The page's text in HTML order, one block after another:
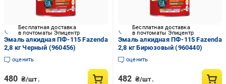
Бесплатная доставка
в почтоматы Эпицентр
Эмаль алкидная ПФ-115 Fazenda
2,8 кг Черный (960456)
оценить
480 ₴/шт.
Бесплатная доставка
в почтоматы Эпицентр
Эмаль алкидная ПФ-115 Fazenda
2,8 кг Бирюзовый (960440)
оценить
482 ₴/шт.